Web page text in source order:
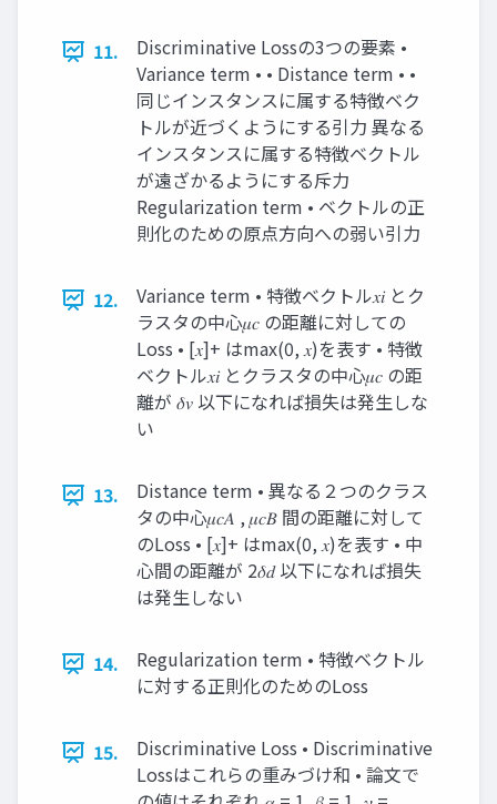
11.
Discriminative Lossの3つの要素 •
Variance term • • Distance term • •
同じインスタンスに属する特徴ベク
トルが近づくようにする引力 異なる
インスタンスに属する特徴ベクトル
が遠ざかるようにする斥力
Regularization term • ベクトルの正
則化のための原点方向への弱い引力
12.
Variance term • 特徴ベクトル𝑥𝑖 とク
ラスタの中心𝜇𝑐 の距離に対しての
Loss • [𝑥]+ はmax(0, 𝑥)を表す • 特徴
ベクトル𝑥𝑖 とクラスタの中心𝜇𝑐 の距
離が 𝛿𝑣 以下になれば損失は発生しな
い
13.
Distance term • 異なる２つのクラス
タの中心𝜇𝑐𝐴 , 𝜇𝑐𝐵 間の距離に対して
のLoss • [𝑥]+ はmax(0, 𝑥)を表す • 中
心間の距離が 2𝛿𝑑 以下になれば損失
は発生しない
14.
Regularization term • 特徴ベクトル
に対する正則化のためのLoss
15.
Discriminative Loss • Discriminative
Lossはこれらの重みづけ和 • 論文で